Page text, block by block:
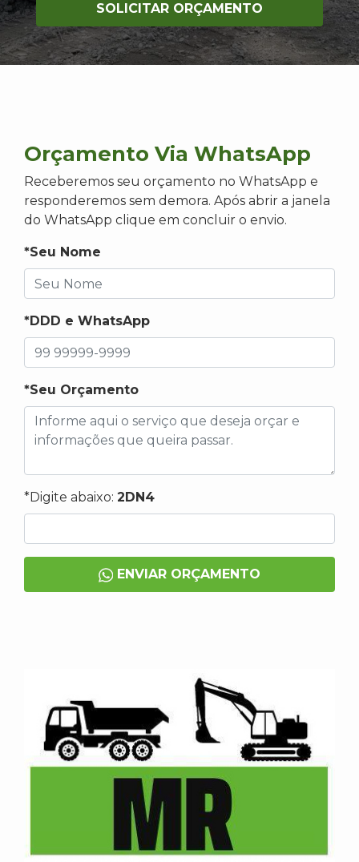
SOLICITAR ORÇAMENTO
Orçamento Via WhatsApp
Receberemos seu orçamento no WhatsApp e
responderemos sem demora. Após abrir a janela
do WhatsApp clique em concluir o envio.
*Seu Nome
*DDD e WhatsApp
*Seu Orçamento
*Digite abaixo: 2DN4
ENVIAR ORÇAMENTO